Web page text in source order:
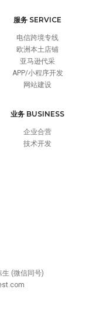
服务 SERVICE
电信跨境专线
欧洲本土店铺
亚马逊代采
APP/小程序开发
网站建设
业务 BUSINESS
企业合营
技术开发
(微信同号)